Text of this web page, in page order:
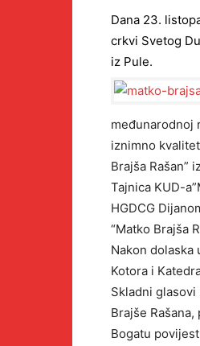
Dana 23.
crkvi Svetog
iz Pule.
međunarodnoj
iznimno
Brajša Rašan”
Tajnica KUD-
HGDCG
“Matko Brajša
Nakon
Kotora i
Skladni
Brajše
Bogatu